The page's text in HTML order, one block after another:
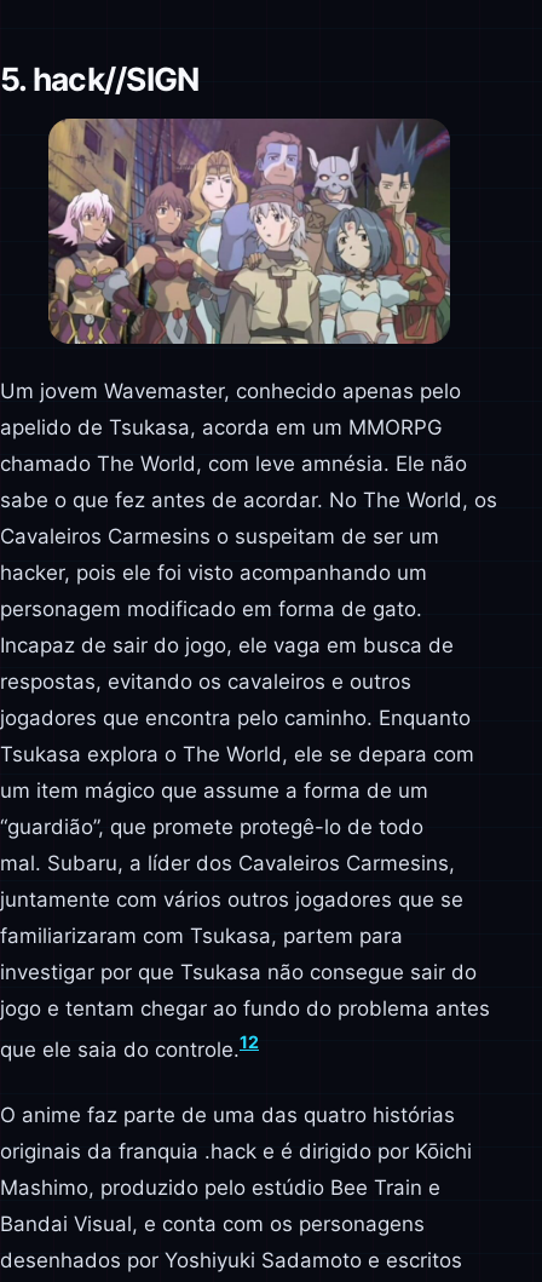
5. hack//SIGN
Um jovem Wavemaster, conhecido apenas pelo
apelido de Tsukasa, acorda em um MMORPG
chamado The World, com leve amnésia. Ele não
sabe o que fez antes de acordar. No The World, os
Cavaleiros Carmesins o suspeitam de ser um
hacker, pois ele foi visto acompanhando um
personagem modificado em forma de gato.
Incapaz de sair do jogo, ele vaga em busca de
respostas, evitando os cavaleiros e outros
jogadores que encontra pelo caminho. Enquanto
Tsukasa explora o The World, ele se depara com
um item mágico que assume a forma de um
“guardião”, que promete protegê-lo de todo
mal. Subaru, a líder dos Cavaleiros Carmesins,
juntamente com vários outros jogadores que se
familiarizaram com Tsukasa, partem para
investigar por que Tsukasa não consegue sair do
jogo e tentam chegar ao fundo do problema antes
que ele saia do controle.12
O anime faz parte de uma das quatro histórias
originais da franquia .hack e é dirigido por Kōichi
Mashimo, produzido pelo estúdio Bee Train e
Bandai Visual, e conta com os personagens
desenhados por Yoshiyuki Sadamoto e escritos